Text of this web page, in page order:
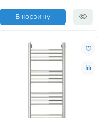
В корзину